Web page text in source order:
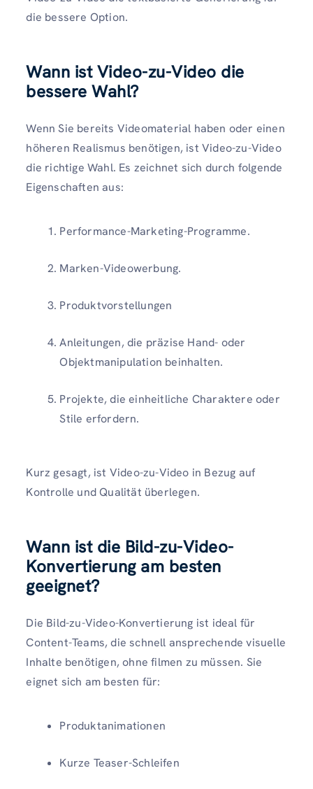
die bessere Option.
Wann ist Video-zu-Video die
bessere Wahl?
Wenn Sie bereits Videomaterial haben oder einen
höheren Realismus benötigen, ist Video-zu-Video
die richtige Wahl. Es zeichnet sich durch folgende
Eigenschaften aus:
Performance-Marketing-Programme.
Marken-Videowerbung.
Produktvorstellungen
Anleitungen, die präzise Hand- oder
Objektmanipulation beinhalten.
Projekte, die einheitliche Charaktere oder
Stile erfordern.
Kurz gesagt, ist Video-zu-Video in Bezug auf
Kontrolle und Qualität überlegen.
Wann ist die Bild-zu-Video-
Konvertierung am besten
geeignet?
Die Bild-zu-Video-Konvertierung ist ideal für
Content-Teams, die schnell ansprechende visuelle
Inhalte benötigen, ohne filmen zu müssen. Sie
eignet sich am besten für:
Produktanimationen
Kurze Teaser-Schleifen